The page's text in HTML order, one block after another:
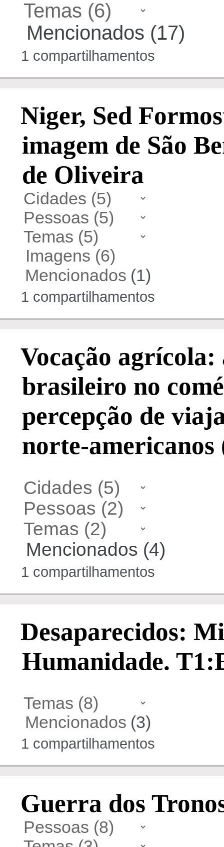
Mencionados (17)
1 compartilhamentos
Niger, Sed
imagem de São
de Oliveira
Imagens (6)
Mencionados (1)
1 compartilhamentos
Vocação
brasileiro no
percepção de
norte-americanos
Mencionados (4)
1 compartilhamentos
Desaparecidos:
Humanidade.
Mencionados (3)
1 compartilhamentos
Guerra dos